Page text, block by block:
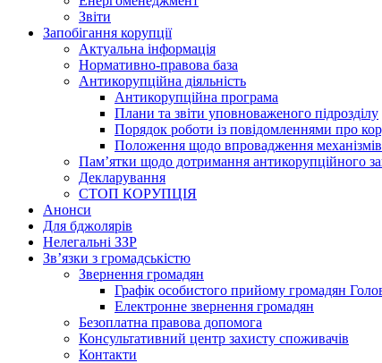
Звіти
Запобігання корупції
Актуальна інформація
Нормативно-правова база
Антикорупційна діяльність
Антикорупційна програма
Плани та звіти уповноваженого підрозділу
Порядок роботи із повідомленнями про
Положення щодо впровадження механізмів
Пам’ятки щодо дотримання антикорупційного
Декларування
СТОП КОРУПЦІЯ
Анонси
Для бджолярів
Нелегальні ЗЗР
Зв’язки з громадськістю
Звернення громадян
Графік особистого прийому громадян
Електронне звернення громадян
Безоплатна правова допомога
Консультативний центр захисту споживачів
Контакти